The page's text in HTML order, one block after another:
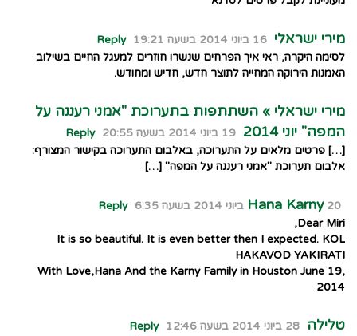
מירי ישראלי 16 ביוני 2014 בשעה 19:21
Reply
לסימה היקרה, ראי איך הפרחים שנשרו חוזרים למעגל החיים בשילוב
האמנות הירוקה המחייה לתוצר חדש, חדיש ומחודש.
מירי ישראלי » השתתפות בתערוכת "אמני רעננה על
המפה" יוני 2014
19 ביוני 2014 בשעה 20:55
Reply
[…] פרטים מלאים על התערוכה, באלבום התערוכה בקישור המצורף:
אלבום תערוכת "אמני רעננה על המפה" […]
Hana Karny 20 ביוני 2014 בשעה 6:35
Reply
Dear Miri,
It is so beautiful. It is even better then I expected. KOL
HAKAVOD YAKIRATI
With Love,Hana And the Karny Family in Houston June 19,
2014
טלילה 28 ביוני 2014 בשעה 12:46
Reply